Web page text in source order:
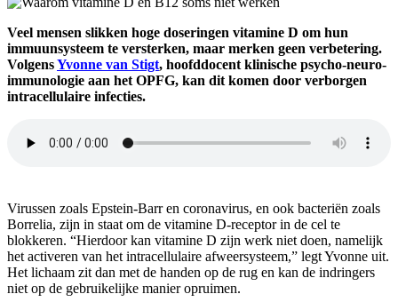
Veel mensen slikken hoge doseringen vitamine D om hun
immuunsysteem te versterken, maar merken geen verbetering.
VolgensYvonne van Stigt, hoofddocent klinische psycho-neuro-
immunologie aan het OPFG, kan dit komen door verborgen
intracellulaire infecties.
Virussen zoals Epstein-Barr en coronavirus, en ook bacteriën zoals
Borrelia, zijn in staat om de vitamine D-receptor in de cel te
blokkeren. “Hierdoor kan vitamine D zijn werk niet doen, namelijk
het activeren van het intracellulaire afweersysteem,” legt Yvonne uit.
Het lichaam zit dan met de handen op de rug en kan de indringers
niet op de gebruikelijke manier opruimen.